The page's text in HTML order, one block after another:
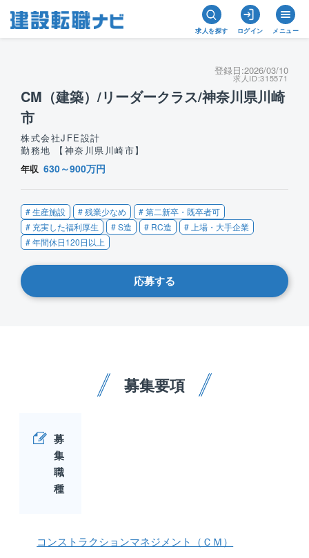
求人を探す ログイン メニュー
登録日:2026/03/10
求人ID:315571
CM（建築）/リーダークラス/神奈川県川崎
市
株式会社JFE設計
勤務地 【神奈川県川崎市】
年収 630～900万円
# 生産施設 # 残業少なめ
# 第二新卒・既卒者可
# 充実した福利厚生
# S造 # RC造
# 上場・大手企業
# 年間休日120日以上
応募する
募集要項
募
集
職
種
コンストラクションマネジメント（ＣＭ）